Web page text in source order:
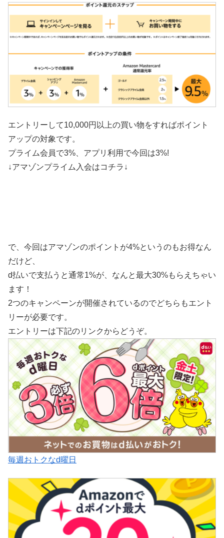
エントリーして10,000円以上の買い物をすればポイント
アップの対象です。
プライム会員で3%、アプリ利用で今回は3%!
↓アマゾンプライム入会はコチラ↓
で、今回はアマゾンのポイントが4%というのもお得なん
だけど、
d払いで支払うと通常1%が、なんと最大30%もらえちゃい
ます！
2つのキャンペーンが開催されているのでどちらもエント
リーが必要です。
エントリーは下記のリンクからどうぞ。
毎週おトクなd曜日